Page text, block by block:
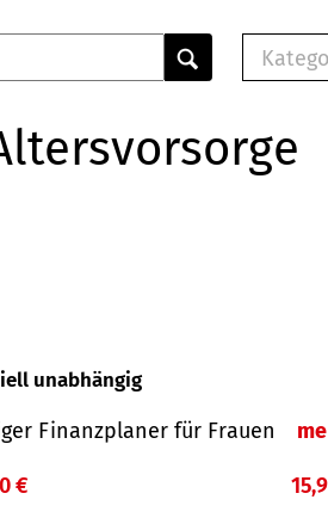
E-
unabhängig
Finanzplaner für Frauen
€